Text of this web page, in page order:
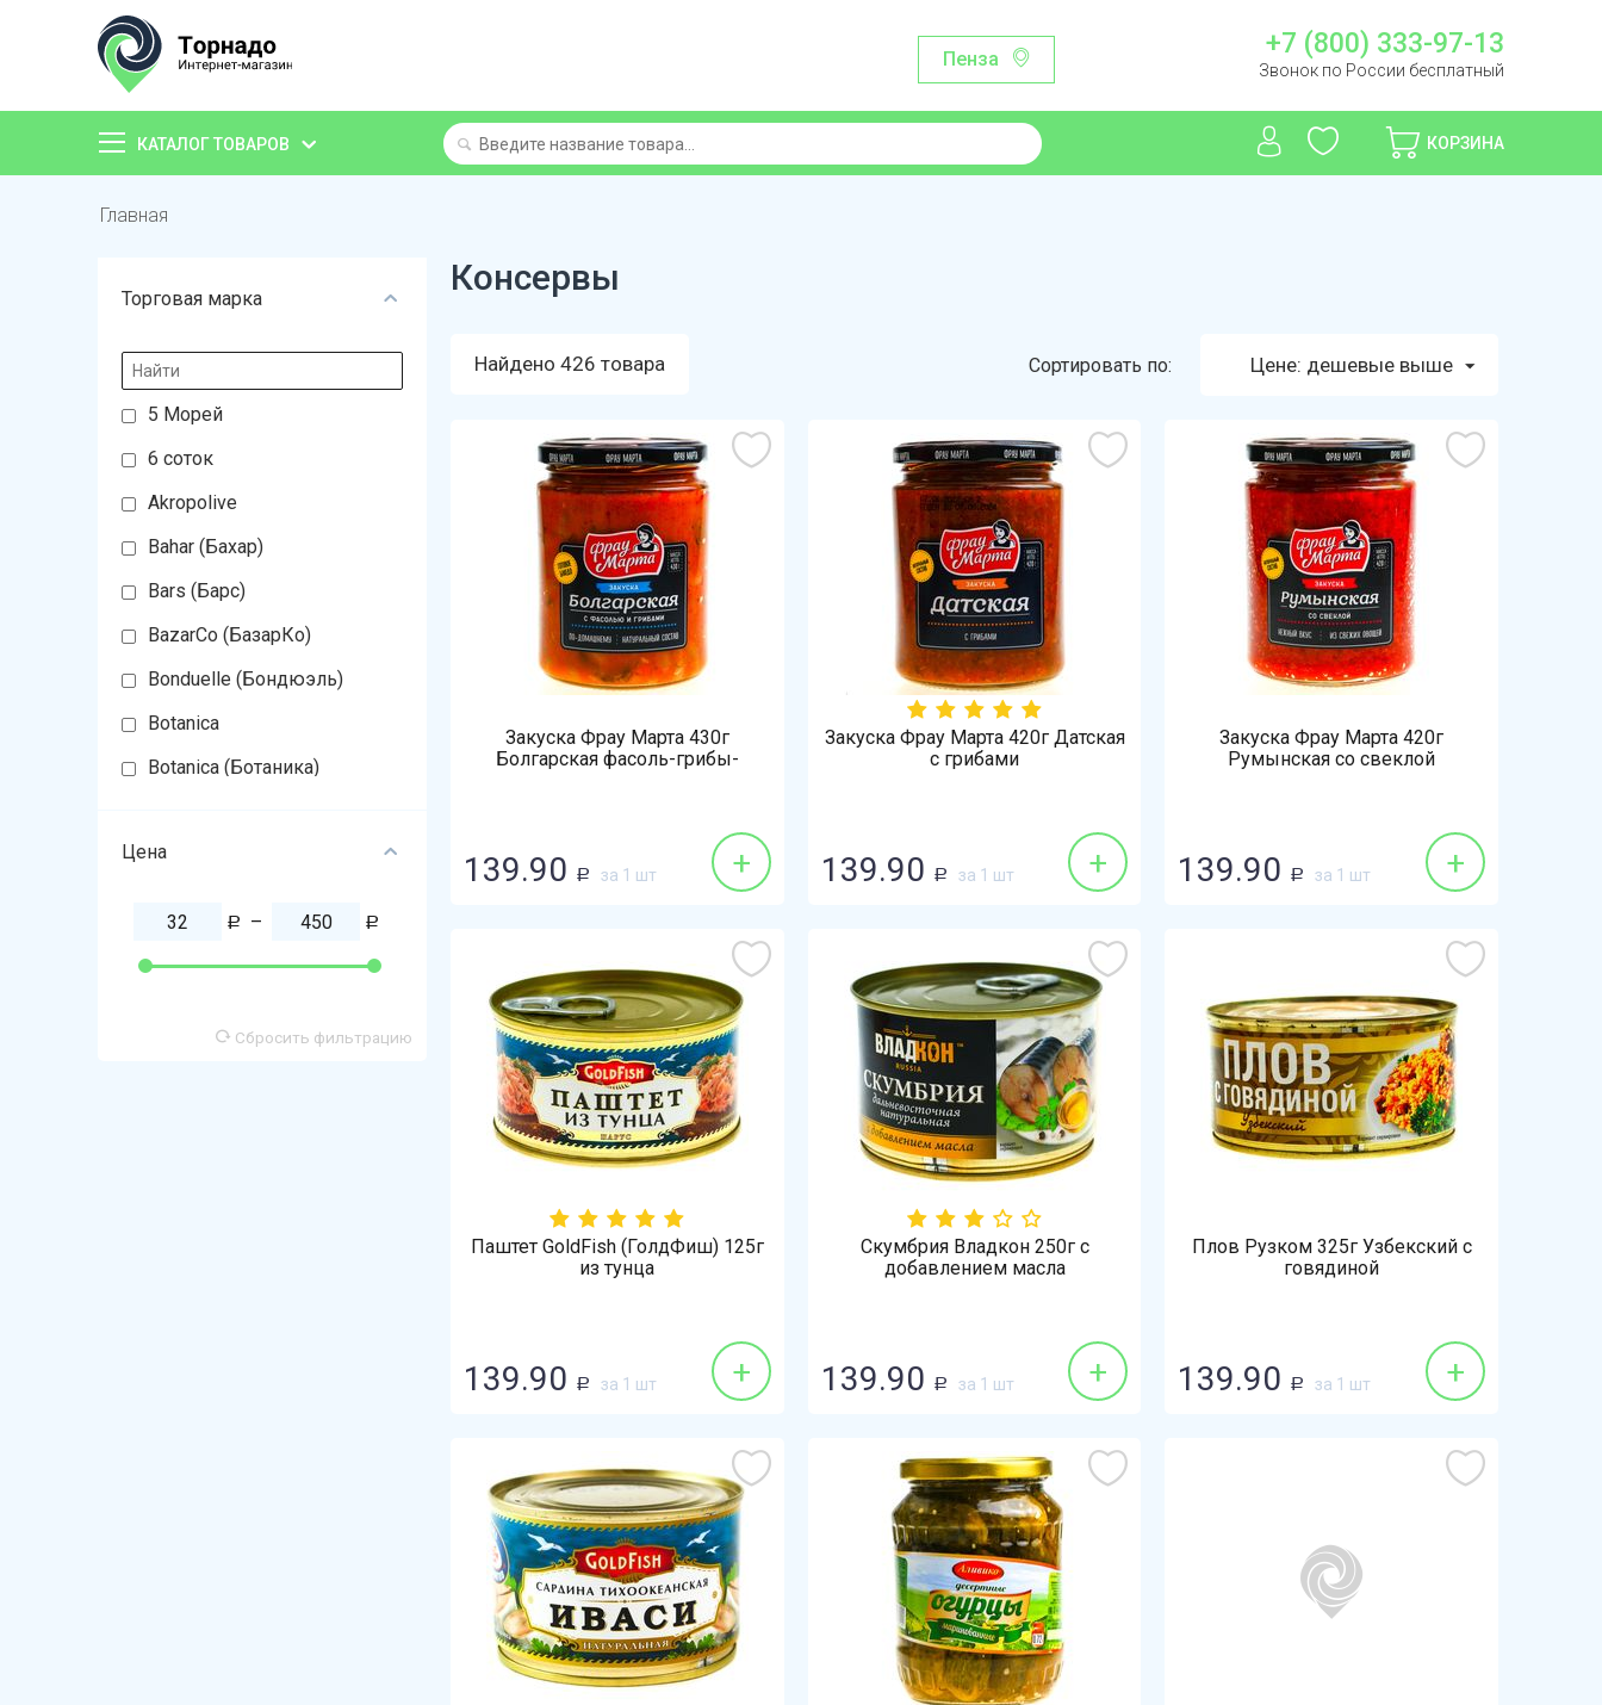
Пенза +7 (800) 333-97-13
Звонок по России бесплатный
КАТАЛОГ ТОВАРОВ КОРЗИНА
Главная
Торговая марка
5 Морей
6 соток
Akropolive
Bahar (Бахар)
Bars (Барс)
BazarCo (БазарКо)
Bonduelle (Бондюэль)
Botanica
Botanica (Ботаника)
Ferragosto
Gustoria
Цена
Р – Р
Сбросить фильтрацию
Консервы
Найдено 426 товара Сортировать по: Цене: дешевые выше
Закуска Фрау Марта 430г
Болгарская фасоль-грибы-
139.90 Р за 1 шт +
Закуска Фрау Марта 420г Датская
с грибами
139.90 Р за 1 шт +
Закуска Фрау Марта 420г
Румынская со свеклой
139.90 Р за 1 шт +
Паштет GoldFish (ГолдФиш) 125г
из тунца
139.90 Р за 1 шт +
Скумбрия Владкон 250г с
добавлением масла
139.90 Р за 1 шт +
Плов Рузком 325г Узбекский с
говядиной
139.90 Р за 1 шт +